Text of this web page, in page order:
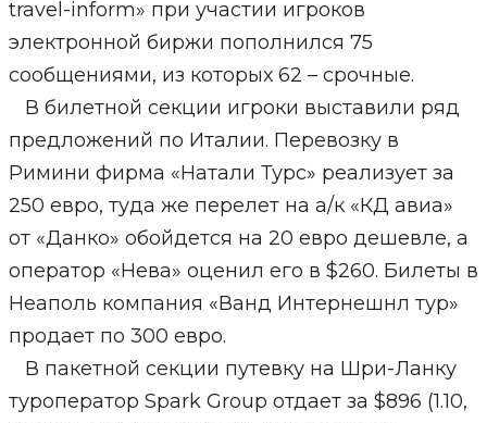
travel-inform» при участии игроков
электронной биржи пополнился 75
сообщениями, из которых 62 – срочные.
В билетной секции игроки выставили ряд
предложений по Италии. Перевозку в
Римини фирма «Натали Турс» реализует за
250 евро, туда же перелет на а/к «КД авиа»
от «Данко» обойдется на 20 евро дешевле, а
оператор «Нева» оценил его в $260. Билеты в
Неаполь компания «Ванд Интернешнл тур»
продает по 300 евро.
В пакетной секции путевку на Шри-Ланку
туроператор Spark Group отдает за $896 (1.10,